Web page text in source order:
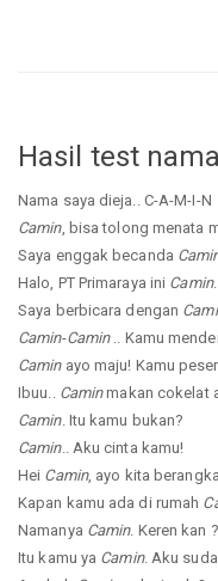
Hasil test
Nama saya dieja.. C-A-M-I-N
Camin, bisa tolong menata
Saya enggak becanda
Halo, PT Primaraya ini Camin.
Saya berbicara dengan
Camin-Camin.. Kamu
Caminayo maju! Kamu
Ibuu.. Caminmakan cokelat
Camin. Itu kamu bukan?
Camin.. Aku cinta kamu!
Hei Camin, ayo kita
Kapan kamu ada di rumah
Namanya Camin. Keren kan ?
Itu kamu ya Camin. Aku